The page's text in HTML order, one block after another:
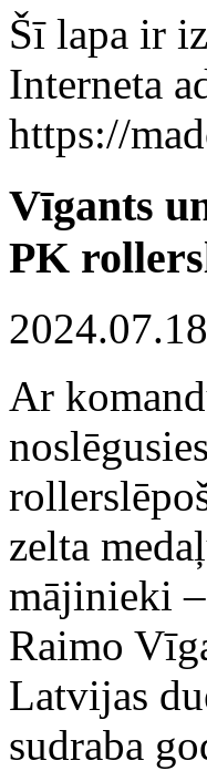
Šī lapa ir
Interneta
https://
Vīgants
PK
Ar
zelta
mājinieki
Raimo
Latvijas
sudraba